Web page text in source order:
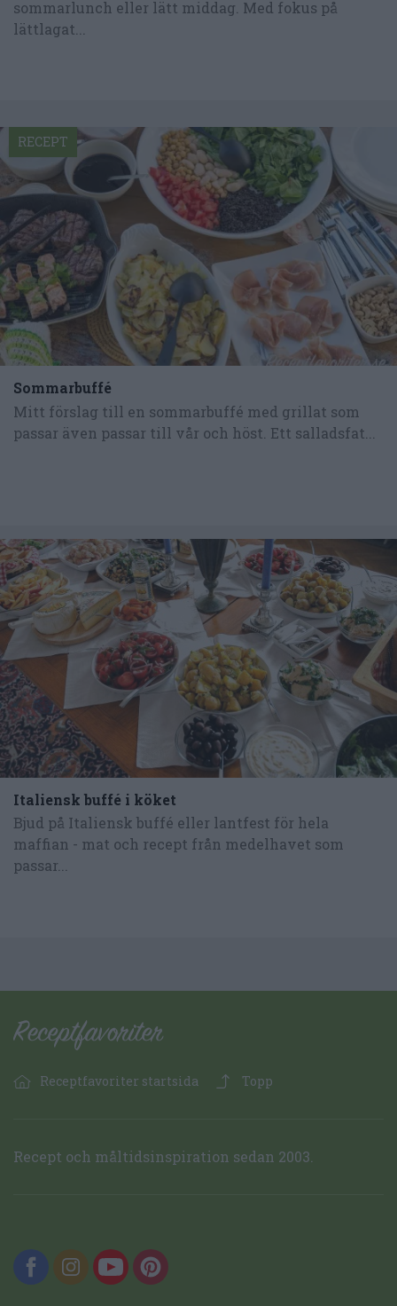
sommarlunch eller lätt middag. Med fokus på
lättlagat...
Sommarbuffé
Mitt förslag till en sommarbuffé med grillat som
passar även passar till vår och höst. Ett salladsfat...
RECEPT
Italiensk buffé i köket
Bjud på Italiensk buffé eller lantfest för hela
maffian - mat och recept från medelhavet som
passar...
Receptfavoriter startsida Topp
Recept och måltidsinspiration sedan 2003.